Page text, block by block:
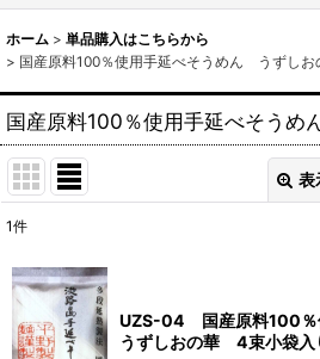
ホーム > 単品購入はこちらから
> 国産原料100％使用手延べそうめん うずしお
国産原料100％使用手延べそう
表
並び順:
1件
UZS-04 国産原料100％
うずしおの華 4束小袋入